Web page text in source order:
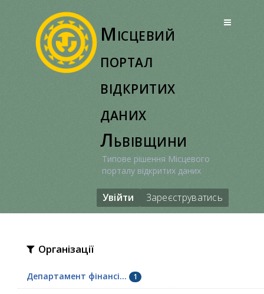
Місцевий
портал
відкритих
даних
Львівщини
Типове рішення Місцевого
порталу відкритих даних
Увійти Зареєструватись
Організації
Департамент фінансі... 1